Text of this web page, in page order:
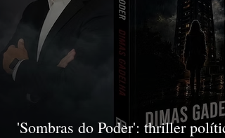
'Sombras do Poder': thriller